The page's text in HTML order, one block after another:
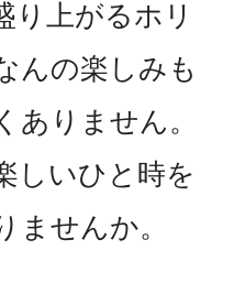
り上がるホリ
んの楽しみも
ありません。
しいひと時を
ませんか。